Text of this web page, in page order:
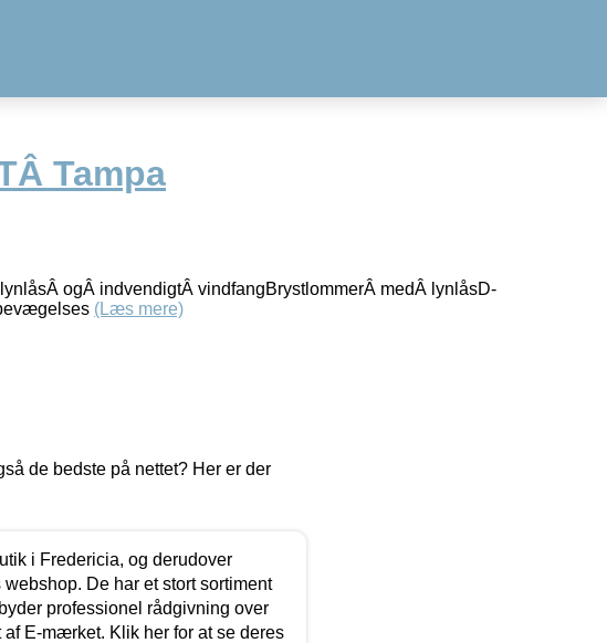
Tampa
ogÂ indvendigtÂ vindfangBrystlommerÂ medÂ lynlåsD-
(Læs mere)
de bedste på nettet? Her er der
i Fredericia, og derudover
De har et stort sortiment
professionel rådgivning over
E-mærket. Klik her for at se deres